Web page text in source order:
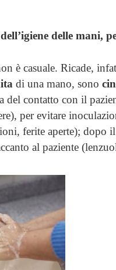
delle mani,
è casuale. Ricade,
di una mano, sono
del contatto con il
per evitare
ferite aperte);
al paziente